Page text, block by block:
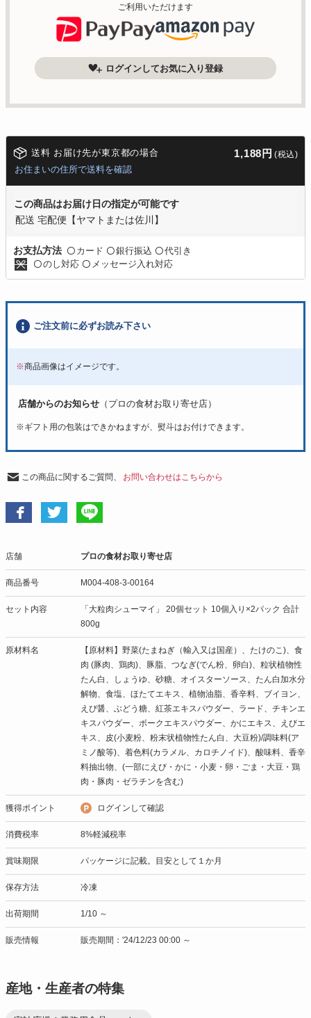
ご利用いただけます
ログインしてお気に入り登録
送料 お届け先が東京都の場合 1,188円 (税込)
お住まいの住所で送料を確認
この商品はお届け日の指定が可能です
配送 宅配便【ヤマトまたは佐川】
お支払方法 〇 カード 〇銀行振込 〇代引き
〇のし対応 〇 メッセージ入れ対応
ご注文前に必ずお読み下さい
※商品画像はイメージです。
店舗からのお知らせ （プロの食材お取り寄せ店）
※ギフト用の包装はできかねますが、熨斗はお付けできます。
この商品に関するご質問、 お問い合わせはこちらから
店舗 プロの食材お取り寄せ店
商品番号 M004-408-3-00164
セット内容
「大粒肉シューマイ」 20個セット 10個入り×2パック 合計
800g
原材料名
【原材料】野菜(たまねぎ（輸入又は国産）、たけのこ)、食
肉 (豚肉、鶏肉)、豚脂、つなぎ(でん粉、卵白)、粒状植物性
たん白、しょうゆ、砂糖、オイスターソース、たん白加水分
解物、食塩、ほたてエキス、植物油脂、香辛料、ブイヨン、
えび醤、ぶどう糖、紅茶エキスパウダー、ラード、チキンエ
キスパウダー、ボークエキスパウダー、かにエキス、えびエ
キス、皮(小麦粉、粉末状植物性たん白、大豆粉)/調味料(ア
ミノ酸等)、着色料(カラメル、カロチノイド)、酸味料、香辛
料抽出物、(一部にえび・かに・小麦・卵・ごま・大豆・鶏
肉・豚肉・ゼラチンを含む)
獲得ポイント ログインして確認
消費税率 8%軽減税率
賞味期限 パッケージに記載。目安として１か月
保存方法 冷凍
出荷期間 1/10 ～
販売情報 販売期間：'24/12/23 00:00 ～
産地・生産者の特集